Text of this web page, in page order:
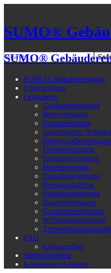
SUMO®
SUMO®
SUMO Gebäudereinigung
Unternehmen
Leistungen
Gebäudereinigung
Büroreinigung
Praxisreinigung
Kindergarten
Fensterreinigung
Industriereinigung
Hotelreinigung
Fassadenreinigung
Reinigungsfirma
Parkhausreinigung
Bauendreinigung
Gastromiereinigung
Wohnungsreinigung
Treppenhausreinigung
FAQ
Einsatzgebiet
Stellenangebote
Kostenloses Angebot